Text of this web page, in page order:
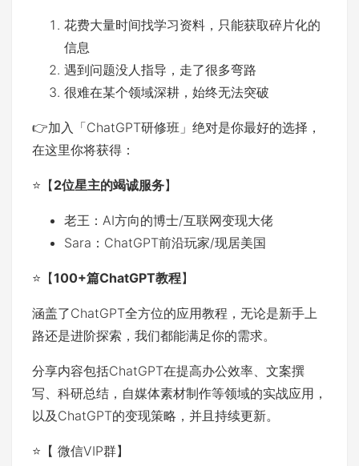
花费大量时间找学习资料，只能获取碎片化的
信息
遇到问题没人指导，走了很多弯路
很难在某个领域深耕，始终无法突破
👉加入「ChatGPT研修班」绝对是你最好的选择，
在这里你将获得：
⭐️【2位星主的竭诚服务】
老王：AI方向的博士/互联网变现大佬
Sara：ChatGPT前沿玩家/现居美国
⭐️【100+篇ChatGPT教程】
涵盖了ChatGPT全方位的应用教程，无论是新手上
路还是进阶探索，我们都能满足你的需求。
分享内容包括ChatGPT在提高办公效率、文案撰
写、科研总结，自媒体素材制作等领域的实战应用，
以及ChatGPT的变现策略，并且持续更新。
⭐️【 微信VIP群】